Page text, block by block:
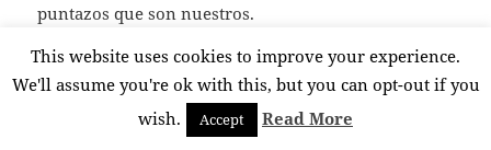
puntazos que son nuestros.
Aunque ha sido el primero que pierden, la tristeza
viene por la forma de hacerlo. El equipo no supo
por dónde le daba el aire en prácticamente todo el
encuentro. Una de las únicas cosas recuperables es
This website uses cookies to improve your experience.
We'll assume you're ok with this, but you can opt-out if you
wish.
Accept Read More